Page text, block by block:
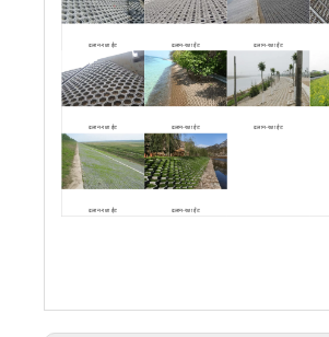
ढलान-रक्षा ईंट ढलान-रक्षा ईंट ढलान-रक्षा ईंट
ढलान-रक्षा ईंट ढलान-रक्षा ईंट ढलान-रक्षा ईंट
ढलान-रक्षा ईंट ढलान-रक्षा ईंट